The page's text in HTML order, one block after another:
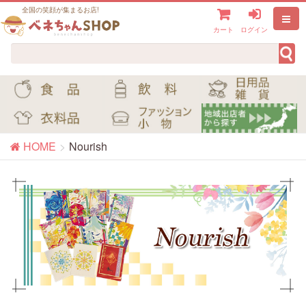
全国の笑顔が集まるお店!
カート ログイン
HOME Nourish